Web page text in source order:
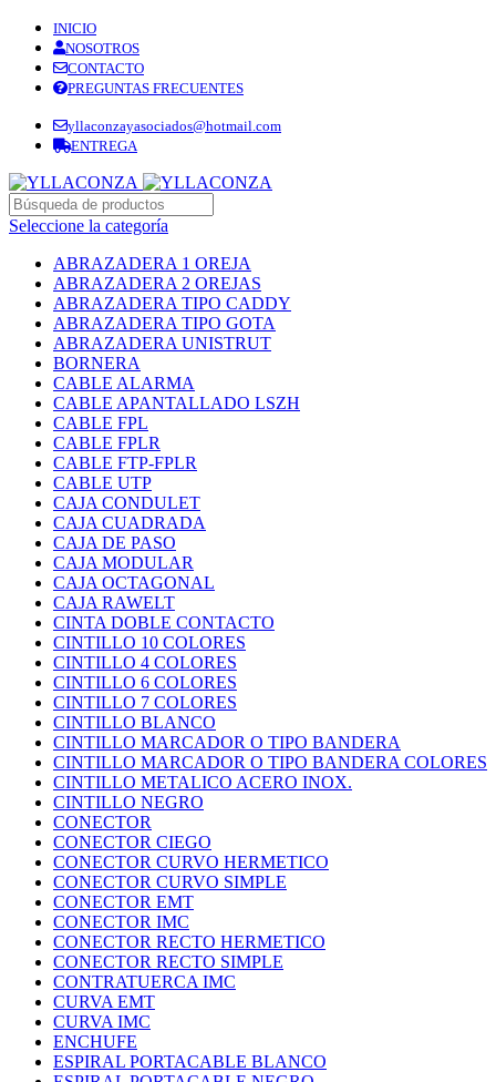
INICIO
NOSOTROS
CONTACTO
PREGUNTAS FRECUENTES
yllaconzayasociados@hotmail.com
ENTREGA
Seleccione la categoría
ABRAZADERA 1 OREJA
ABRAZADERA 2 OREJAS
ABRAZADERA TIPO CADDY
ABRAZADERA TIPO GOTA
ABRAZADERA UNISTRUT
BORNERA
CABLE ALARMA
CABLE APANTALLADO LSZH
CABLE FPL
CABLE FPLR
CABLE FTP-FPLR
CABLE UTP
CAJA CONDULET
CAJA CUADRADA
CAJA DE PASO
CAJA MODULAR
CAJA OCTAGONAL
CAJA RAWELT
CINTA DOBLE CONTACTO
CINTILLO 10 COLORES
CINTILLO 4 COLORES
CINTILLO 6 COLORES
CINTILLO 7 COLORES
CINTILLO BLANCO
CINTILLO MARCADOR O TIPO BANDERA
CINTILLO MARCADOR O TIPO BANDERA COLORES
CINTILLO METALICO ACERO INOX.
CINTILLO NEGRO
CONECTOR
CONECTOR CIEGO
CONECTOR CURVO HERMETICO
CONECTOR CURVO SIMPLE
CONECTOR EMT
CONECTOR IMC
CONECTOR RECTO HERMETICO
CONECTOR RECTO SIMPLE
CONTRATUERCA IMC
CURVA EMT
CURVA IMC
ENCHUFE
ESPIRAL PORTACABLE BLANCO